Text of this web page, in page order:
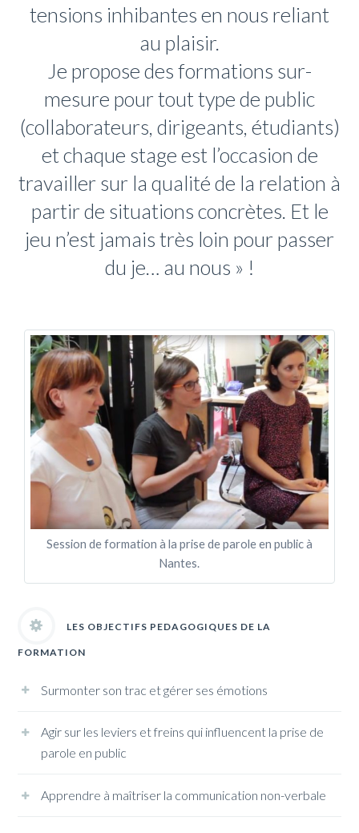
tensions inhibantes en nous reliant
au plaisir.
Je propose des formations sur-
mesure pour tout type de public
(collaborateurs, dirigeants, étudiants)
et chaque stage est l’occasion de
travailler sur la qualité de la relation à
partir de situations concrètes. Et le
jeu n’est jamais très loin pour passer
du je… au nous » !
Session de formation à la prise de parole en public à
Nantes.
LES OBJECTIFS PEDAGOGIQUES DE LA
FORMATION
Surmonter son trac et gérer ses émotions
Agir sur les leviers et freins qui influencent la prise de
parole en public
Apprendre à maîtriser la communication non-verbale